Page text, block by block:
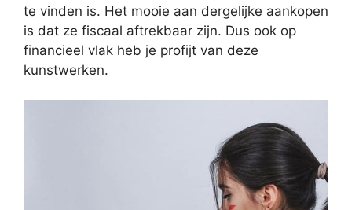
te vinden is. Het mooie aan dergelijke aankopen
is dat ze fiscaal aftrekbaar zijn. Dus ook op
financieel vlak heb je profijt van deze
kunstwerken.